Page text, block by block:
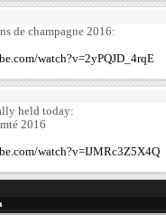
de champagne 2016:
watch?v=2yPQJD_4rqE
held today:
2016
watch?v=IJMRc3Z5X4Q